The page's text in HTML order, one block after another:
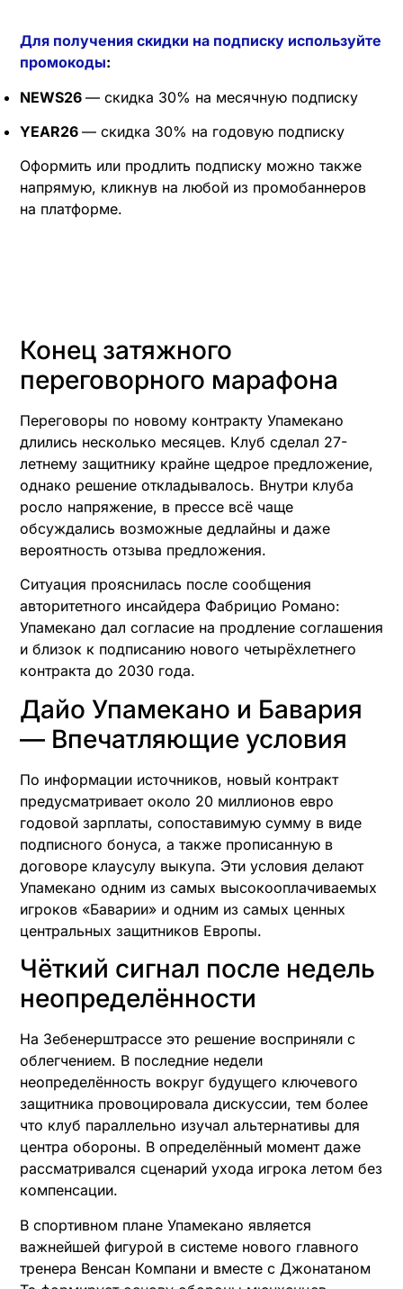
Для получения скидки на подписку используйте
промокоды:
NEWS26 — скидка 30% на месячную подписку
YEAR26 — скидка 30% на годовую подписку
Оформить или продлить подписку можно также
напрямую, кликнув на любой из промобаннеров
на платформе.
Конец затяжного
переговорного марафона
Переговоры по новому контракту Упамекано
длились несколько месяцев. Клуб сделал 27-
летнему защитнику крайне щедрое предложение,
однако решение откладывалось. Внутри клуба
росло напряжение, в прессе всё чаще
обсуждались возможные дедлайны и даже
вероятность отзыва предложения.
Ситуация прояснилась после сообщения
авторитетного инсайдера Фабрицио Романо:
Упамекано дал согласие на продление соглашения
и близок к подписанию нового четырёхлетнего
контракта до 2030 года.
Дайо Упамекано и Бавария
— Впечатляющие условия
По информации источников, новый контракт
предусматривает около 20 миллионов евро
годовой зарплаты, сопоставимую сумму в виде
подписного бонуса, а также прописанную в
договоре клаусулу выкупа. Эти условия делают
Упамекано одним из самых высокооплачиваемых
игроков «Баварии» и одним из самых ценных
центральных защитников Европы.
Чёткий сигнал после недель
неопределённости
На Зебенерштрассе это решение восприняли с
облегчением. В последние недели
неопределённость вокруг будущего ключевого
защитника провоцировала дискуссии, тем более
что клуб параллельно изучал альтернативы для
центра обороны. В определённый момент даже
рассматривался сценарий ухода игрока летом без
компенсации.
В спортивном плане Упамекано является
важнейшей фигурой в системе нового главного
тренера Венсан Компани и вместе с Джонатаном